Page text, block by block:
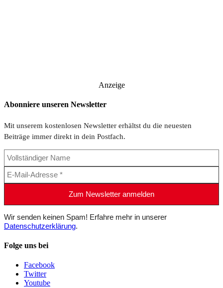
Anzeige
Abonniere unseren Newsletter
Mit unserem kostenlosen Newsletter erhältst du die neuesten
Beiträge immer direkt in dein Postfach.
Wir senden keinen Spam! Erfahre mehr in unserer
Datenschutzerklärung.
Folge uns bei
Facebook
Twitter
Youtube